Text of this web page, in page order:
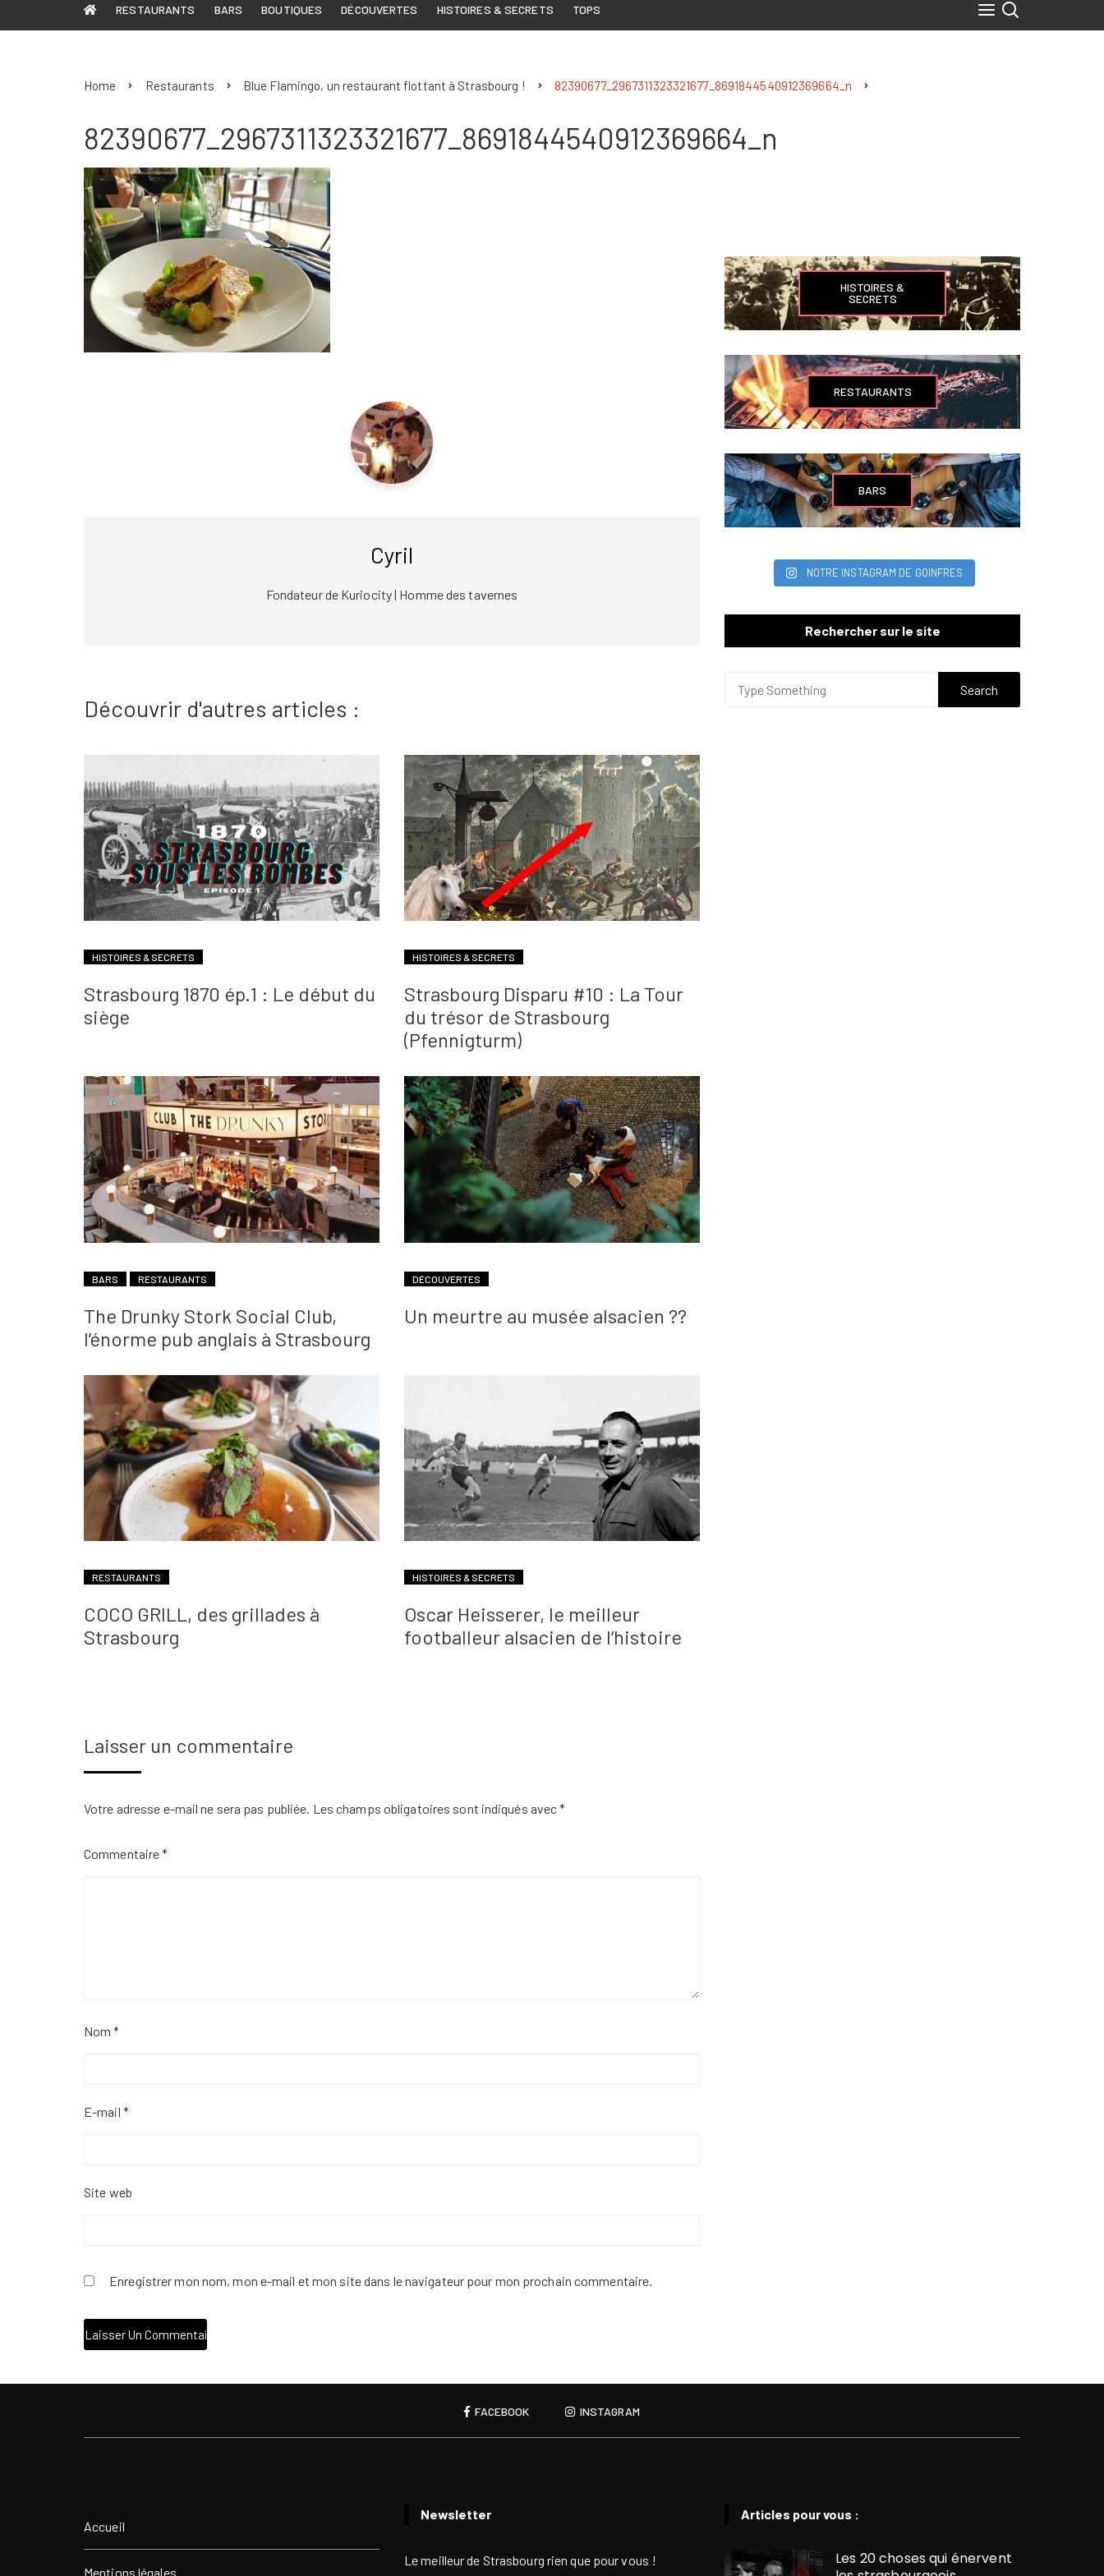
RESTAURANTS BARS BOUTIQUES DÉCOUVERTES HISTOIRES & SECRETS TOPS
Home Restaurants Blue Flamingo, un restaurant flottant à Strasbourg ! 82390677_2967311323321677_8691844540912369664_n
82390677_2967311323321677_8691844540912369664_n
Cyril
Fondateur de Kuriocity | Homme des tavernes
Découvrir d'autres articles :
HISTOIRES & SECRETS
Strasbourg 1870 ép.1 : Le début du
siège
HISTOIRES & SECRETS
Strasbourg Disparu #10 : La Tour
du trésor de Strasbourg
(Pfennigturm)
BARS RESTAURANTS
The Drunky Stork Social Club,
l’énorme pub anglais à Strasbourg
DÉCOUVERTES
Un meurtre au musée alsacien ??
RESTAURANTS
COCO GRILL, des grillades à
Strasbourg
HISTOIRES & SECRETS
Oscar Heisserer, le meilleur
footballeur alsacien de l’histoire
Laisser un commentaire
Votre adresse e-mail ne sera pas publiée. Les champs obligatoires sont indiqués avec*
Commentaire*
Nom*
E-mail *
Site web
Enregistrer mon nom, mon e-mail et mon site dans le navigateur pour mon prochain commentaire.
HISTOIRES &
SECRETS
RESTAURANTS
BARS
NOTRE INSTAGRAM DE GOINFRES
Rechercher sur le site
FACEBOOK INSTAGRAM
Accueil
Mentions légales
Newsletter
Le meilleur de Strasbourg rien que pour vous !
Articles pour vous :
Les 20 choses qui énervent